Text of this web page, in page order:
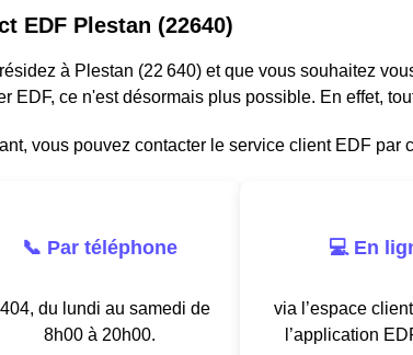
EDF Plestan (22640)
à Plestan (22 640) et que vous souhaitez
EDF, ce n'est désormais plus possible. En effet,
vous pouvez contacter le service client EDF par
📞 Par téléphone
du lundi au samedi de
8h00 à 20h00.
💻 En
via l’espace
l’application